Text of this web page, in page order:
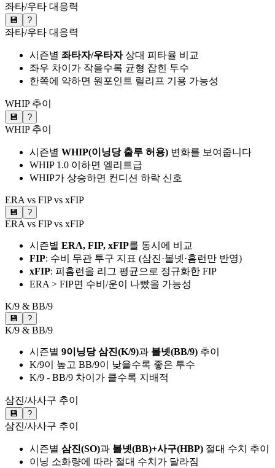
좌타/우타 대응력
💾 ?
좌타/우타 대응력
시즌별 좌타자/우타자상대 피타율 비교
좌우 차이가 작을수록 균형 잡힌 투수
한쪽에 약하면 원포인트 릴리프 기용 가능성
WHIP 추이
💾 ?
WHIP 추이
시즌별 WHIP(이닝당 출루 허용) 변화를 보여줍니다
WHIP 1.0 이하면 엘리트급
WHIP가 상승하면 컨디션 하락 신호
ERA vs FIP vs xFIP
💾 ?
ERA vs FIP vs xFIP
시즌별 ERA, FIP, xFIP를 동시에 비교
FIP: 수비 무관 투구 지표 (삼진·볼넷·홈런만 반영)
xFIP: 피홈런을 리그 평균으로 정규화한 FIP
ERA > FIP면 수비/운이 나빴을 가능성
K/9 & BB/9
💾 ?
K/9 & BB/9
시즌별 9이닝당 삼진(K/9)과 볼넷(BB/9) 추이
K/9이 높고 BB/9이 낮을수록 좋은 투수
K/9 - BB/9 차이가 클수록 지배적
삼진/사사구 추이
💾 ?
삼진/사사구 추이
시즌별 삼진(SO)과 볼넷(BB)+사구(HBP) 절대 수치 추이
이닝 소화량에 따라 절대 수치가 달라짐